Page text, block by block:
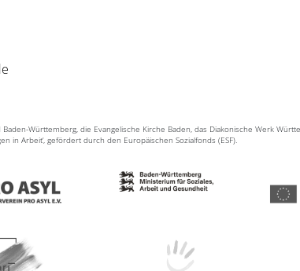
Württemberg, die Evangelische Kirche Baden, das Diakonische Werk
in Arbeit‘, gefördert durch den Europäischen Sozialfonds (ESF).